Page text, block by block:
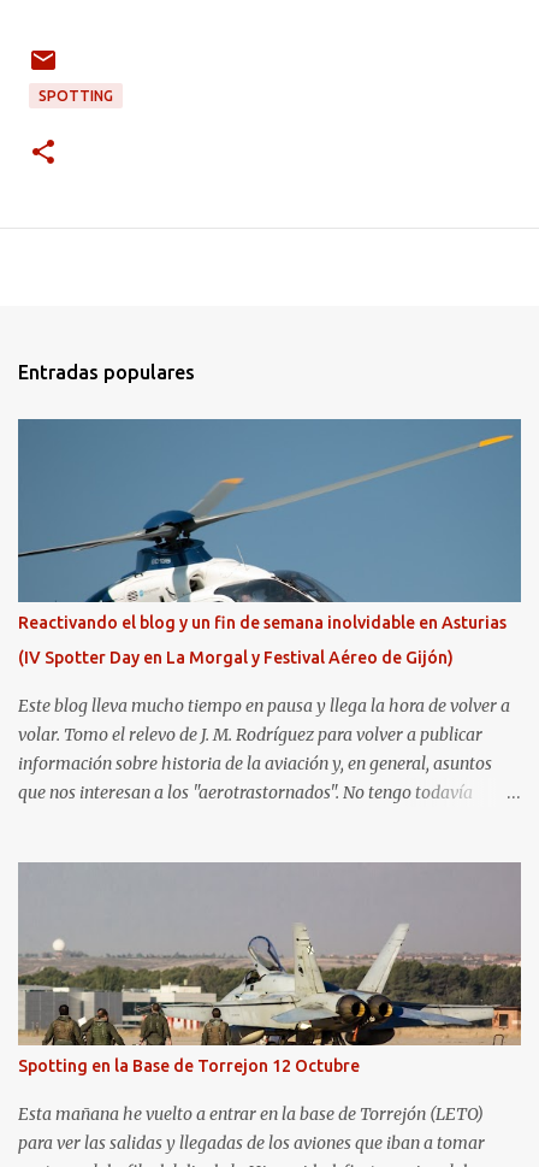
SPOTTING
Entradas populares
Reactivando el blog y un fin de semana inolvidable en Asturias
(IV Spotter Day en La Morgal y Festival Aéreo de Gijón)
Este blog lleva mucho tiempo en pausa y llega la hora de volver a
volar. Tomo el relevo de J. M. Rodríguez para volver a publicar
información sobre historia de la aviación y, en general, asuntos
que nos interesan a los "aerotrastornados". No tengo todavía
Aerospotters Principado a una genial sesión fotográfica en el
aeródromo de La Morgal (todavía no he tenido tiempo de
procesar esas imágenes). Al día siguiente, asistí al Festival Aéreo de
Gijón . He aquí algunas de las tomas que realicé este pasado
domingo.
Spotting en la Base de Torrejon 12 Octubre
Esta mañana he vuelto a entrar en la base de Torrejón (LETO)
para ver las salidas y llegadas de los aviones que iban a tomar